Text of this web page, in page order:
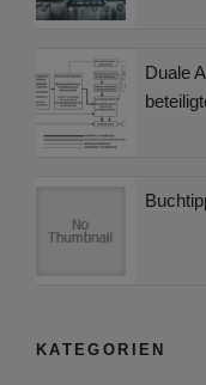
Duale
KATEGORIEN